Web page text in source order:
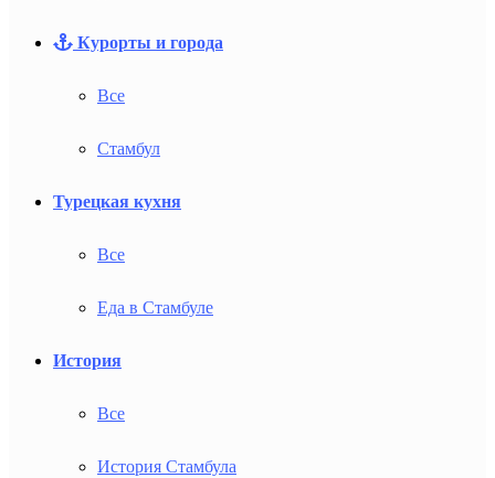
Курорты и города
Все
Стамбул
Турецкая кухня
Все
Еда в Стамбуле
История
Все
История Стамбула